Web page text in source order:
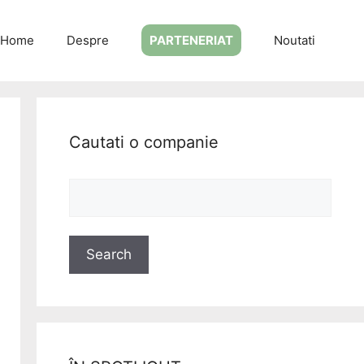
Home Despre PARTENERIAT Noutati
Cautati o companie